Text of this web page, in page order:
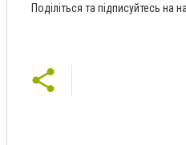
Поділіться та підписуйтесь на